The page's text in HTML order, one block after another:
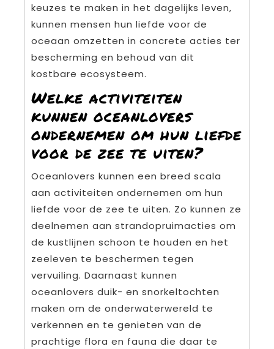
keuzes te maken in het dagelijks leven,
kunnen mensen hun liefde voor de
oceaan omzetten in concrete acties ter
bescherming en behoud van dit
kostbare ecosysteem.
Welke activiteiten
kunnen oceanlovers
ondernemen om hun liefde
voor de zee te uiten?
Oceanlovers kunnen een breed scala
aan activiteiten ondernemen om hun
liefde voor de zee te uiten. Zo kunnen ze
deelnemen aan strandopruimacties om
de kustlijnen schoon te houden en het
zeeleven te beschermen tegen
vervuiling. Daarnaast kunnen
oceanlovers duik- en snorkeltochten
maken om de onderwaterwereld te
verkennen en te genieten van de
prachtige flora en fauna die daar te